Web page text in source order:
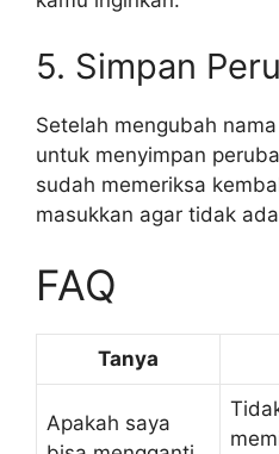
5. Simpan
Setelah mengubah
untuk menyimpan
sudah memeriksa
masukkan agar tidak
FAQ
Tanya
Apakah saya